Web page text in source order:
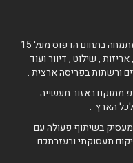
חברת קולור פרינט גרופ בע"מ בירושלים מתמחה בתחום הדפוס מעל 15
, שילוט , דיוור ועוד
ממוקם באזור תעשייה
הארץ .
בשיתוף פעולה עם
כ 60 עובדים בשיקום תעסוקתי ובעזרתכם